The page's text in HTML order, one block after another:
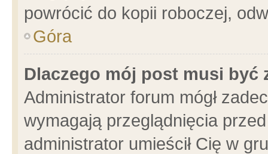
powrócić do kopii roboczej,
Góra
Dlaczego mój post musi być
Administrator forum mógł
wymagają przeglądnięcia
administrator umieścił Cię w